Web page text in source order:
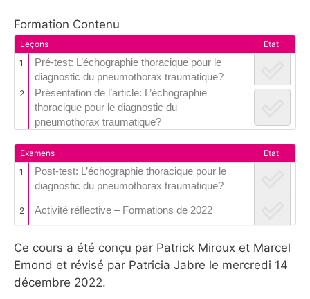
Formation Contenu
Leçons
Etat
1
Pré-test: L’échographie thoracique pour le
diagnostic du pneumothorax traumatique?
2
Présentation de l’article: L’échographie
thoracique pour le diagnostic du
pneumothorax traumatique?
Examens
Etat
1
Post-test: L’échographie thoracique pour le
diagnostic du pneumothorax traumatique?
2 Activité réflective – Formations de 2022
Ce cours a été conçu par Patrick Miroux et Marcel
Emond et révisé par Patricia Jabre le mercredi 14
décembre 2022.